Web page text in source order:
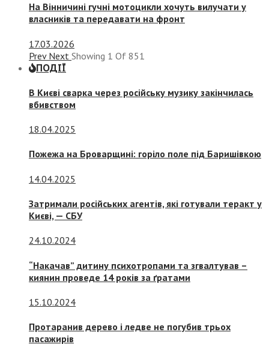
На Вінничині гучні мотоцикли хочуть вилучати у
власників та передавати на фронт
17.03.2026
Prev Next Showing 1 Of 851
ПОДІЇ
В Києві сварка через російську музику закінчилась
вбивством
18.04.2025
Пожежа на Броварщині: горіло поле під Баришівкою
14.04.2025
Затримали російських агентів, які готували теракт у
Києві, — СБУ
24.10.2024
“Накачав” дитину психотропами та згвалтував –
киянин проведе 14 років за ґратами
15.10.2024
Протаранив дерево і ледве не погубив трьох
пасажирів